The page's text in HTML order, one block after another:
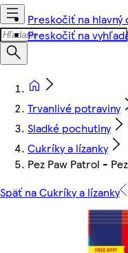
Preskočiť na hlavný
Preskočiť na
Trvanlivé potraviny
Sladké pochutiny
Cukríky a lízanky
Pez Paw Patrol -
Späť na Cukríky a lízanky